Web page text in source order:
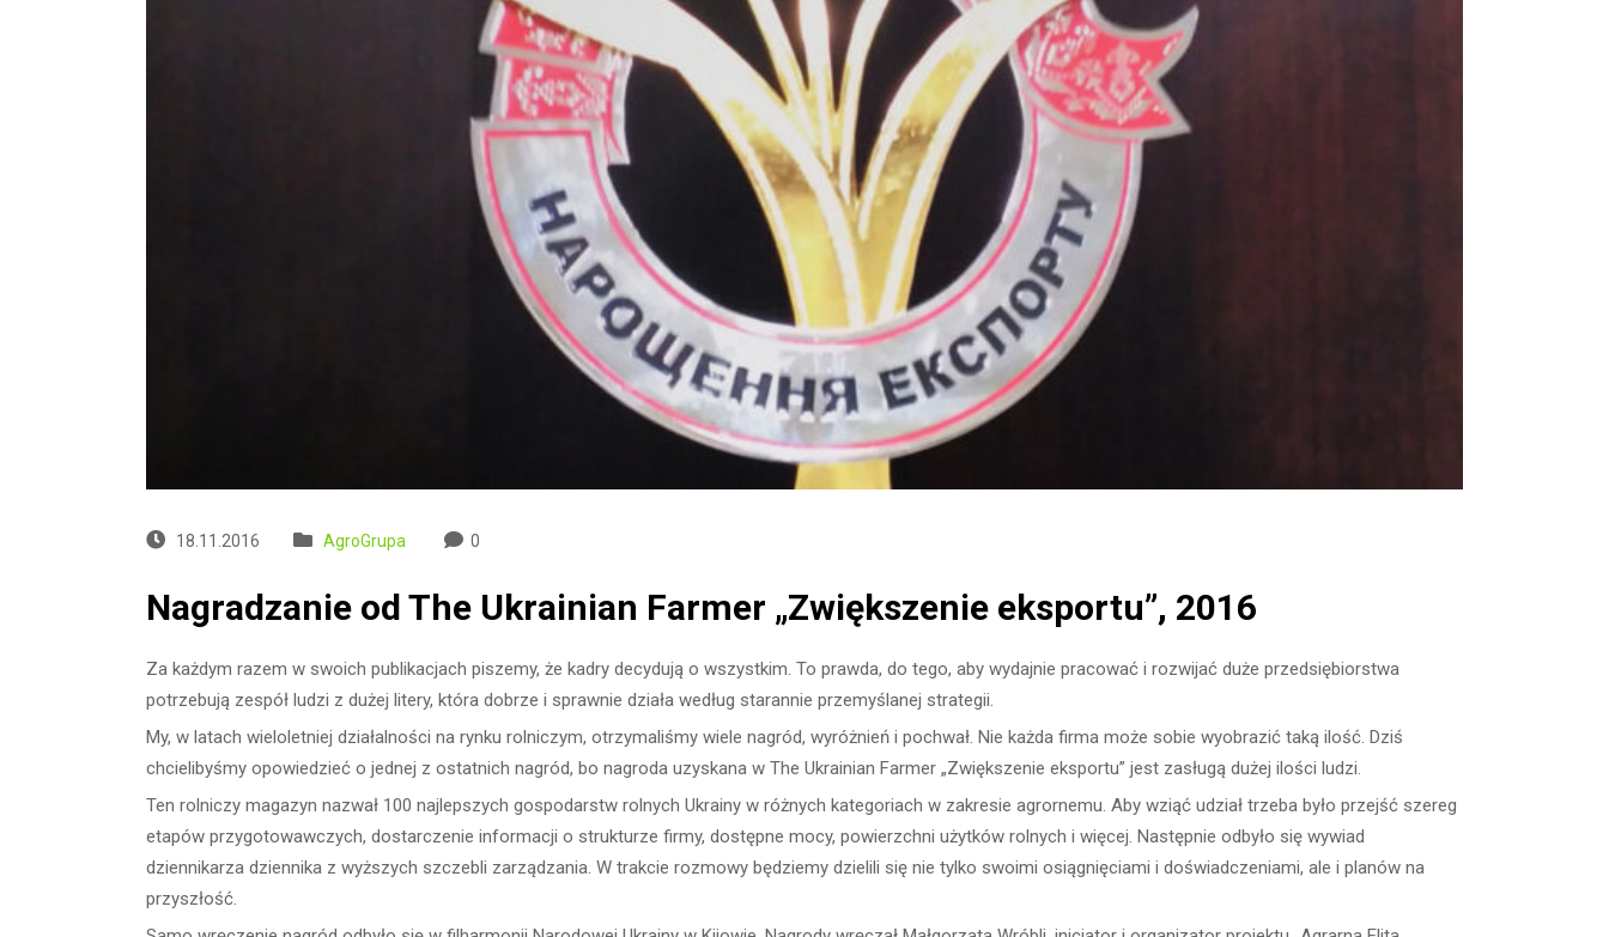
18.11.2016 AgroGrupa 0
Nagradzanie od The Ukrainian Farmer „Zwiększenie eksportu”, 2016
Za każdym razem w swoich publikacjach piszemy, że kadry decydują o wszystkim. To prawda, do tego, aby wydajnie pracować i rozwijać duże przedsiębiorstwa
potrzebują zespół ludzi z dużej litery, która dobrze i sprawnie działa według starannie przemyślanej strategii.
My, w latach wieloletniej działalności na rynku rolniczym, otrzymaliśmy wiele nagród, wyróżnień i pochwał. Nie każda firma może sobie wyobrazić taką ilość. Dziś
chcielibyśmy opowiedzieć o jednej z ostatnich nagród, bo nagroda uzyskana w The Ukrainian Farmer „Zwiększenie eksportu” jest zasługą dużej ilości ludzi.
Ten rolniczy magazyn nazwał 100 najlepszych gospodarstw rolnych Ukrainy w różnych kategoriach w zakresie agrornemu. Aby wziąć udział trzeba było przejść szereg
etapów przygotowawczych, dostarczenie informacji o strukturze firmy, dostępne mocy, powierzchni użytków rolnych i więcej. Następnie odbyło się wywiad
dziennikarza dziennika z wyższych szczebli zarządzania. W trakcie rozmowy będziemy dzielili się nie tylko swoimi osiągnięciami i doświadczeniami, ale i planów na
przyszłość.